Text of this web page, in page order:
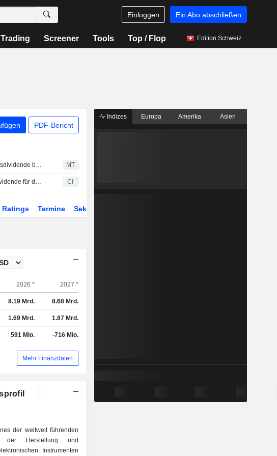
Einloggen Ein Abo abschließen
Trading Screener Tools Top / Flop Edition Schweiz
PDF-Bericht
AMETEK belässt Quartalsdividende bei 0,34 USD je Aktie; zahlbar am 30. September an Aktionäre, die am 15. September eingetragen sind MT
AMETEK, Inc. kündigt Dividende für das dritte Quartal zum 30. September 2026 an, zahlbar am 30. September 2026 CI
Ratings Termine Sektor
2026 * 2027 *
8.19 Mrd. 8.68 Mrd.
1.69 Mrd. 1.87 Mrd.
591 Mio. -716 Mio.
Mehr Finanzdaten
der weltweit führenden
der Herstellung und
Instrumenten
Indizes Europa Amerika Asien